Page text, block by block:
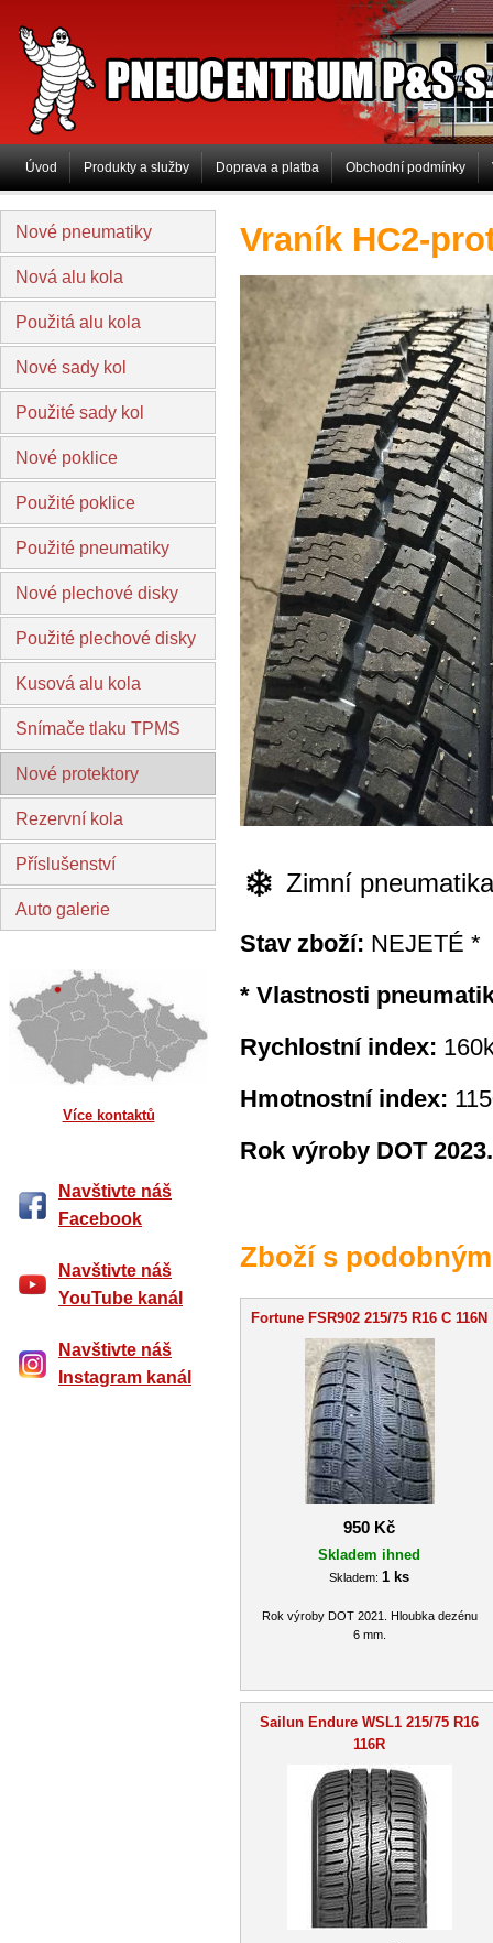
PNEUCENTRUM P&S
Úvod Produkty a služby Doprava a platba Obchodní podmínky
Nové pneumatiky
Nová alu kola
Použitá alu kola
Nové sady kol
Použité sady kol
Nové poklice
Použité poklice
Použité pneumatiky
Nové plechové disky
Použité plechové disky
Kusová alu kola
Snímače tlaku TPMS
Nové protektory
Rezervní kola
Příslušenství
Auto galerie
Více kontaktů
Navštivte náš
Facebook
Navštivte náš
YouTube kanál
Navštivte náš
Instagram kanál
Vraník HC2-
Zimní pneumatika
Stav zboží: NEJETÉ *
* Vlastnosti
Rychlostní index:
Hmotnostní index:
Rok výroby DOT
Zboží s
Fortune FSR902 215/75 R16 C 116N
950 Kč
Skladem ihned
Skladem: 1 ks
Rok výroby DOT 2021. Hloubka dezénu
6 mm.
Sailun Endure WSL1 215/75 R16
116R